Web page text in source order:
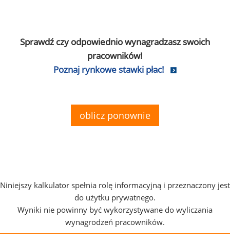
Sprawdź czy odpowiednio wynagradzasz swoich
pracowników!
Poznaj rynkowe stawki płac!
oblicz ponownie
Niniejszy kalkulator spełnia rolę informacyjną i przeznaczony jest
do użytku prywatnego.
Wyniki nie powinny być wykorzystywane do wyliczania
wynagrodzeń pracowników.